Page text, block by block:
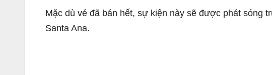
Mặc dù vé đã bán hết, sự kiện này sẽ được phát sóng
Santa Ana.